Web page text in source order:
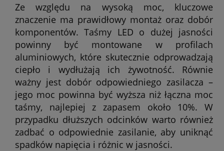
Ze względu na wysoką moc, kluczowe
znaczenie ma prawidłowy montaż oraz dobór
komponentów. Taśmy LED o dużej jasności
powinny być montowane w profilach
aluminiowych, które skutecznie odprowadzają
ciepło i wydłużają ich żywotność. Równie
ważny jest dobór odpowiedniego zasilacza –
jego moc powinna być wyższa niż łączna moc
taśmy, najlepiej z zapasem około 10%. W
przypadku dłuższych odcinków warto również
zadbać o odpowiednie zasilanie, aby uniknąć
spadków napięcia i różnic w jasności.